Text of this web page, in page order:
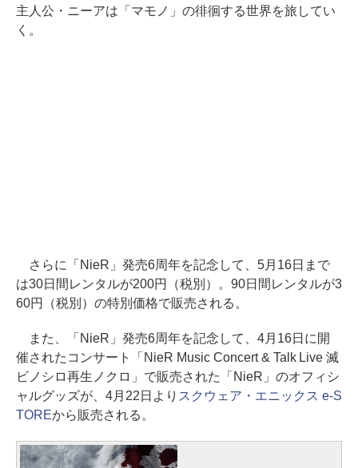
主人公・ニーアは「マモノ」の徘徊する世界を旅してい
く。
さらに「NieR」発売6周年を記念して、5月16日まで
は30日間レンタルが200円（税別）。90日間レンタルが3
60円（税別）の特別価格で販売される。
また、「NieR」発売6周年を記念して、4月16日に開
催されたコンサート「NieR Music Concert & Talk Live 滅
ビノシロ再生ノクロ」で販売された「NieR」のオフィシ
ャルグッズが、4月22日より スクウェア・エニックス e-S
TOREから販売される。